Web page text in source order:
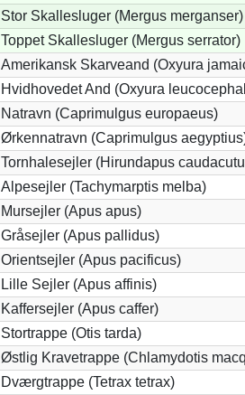
Stor Skallesluger (Mergus merganser)
Toppet Skallesluger (Mergus serrator)
Amerikansk Skarveand (Oxyura
Hvidhovedet And (Oxyura
Natravn (Caprimulgus europaeus)
Ørkennatravn (Caprimulgus
Tornhalesejler (Hirundapus
Alpesejler (Tachymarptis melba)
Mursejler (Apus apus)
Gråsejler (Apus pallidus)
Orientsejler (Apus pacificus)
Lille Sejler (Apus affinis)
Kaffersejler (Apus caffer)
Stortrappe (Otis tarda)
Østlig Kravetrappe (Chlamydotis
Dværgtrappe (Tetrax tetrax)